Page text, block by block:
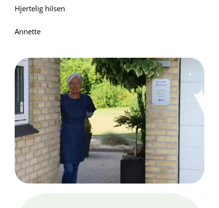
Hjertelig hilsen
Annette